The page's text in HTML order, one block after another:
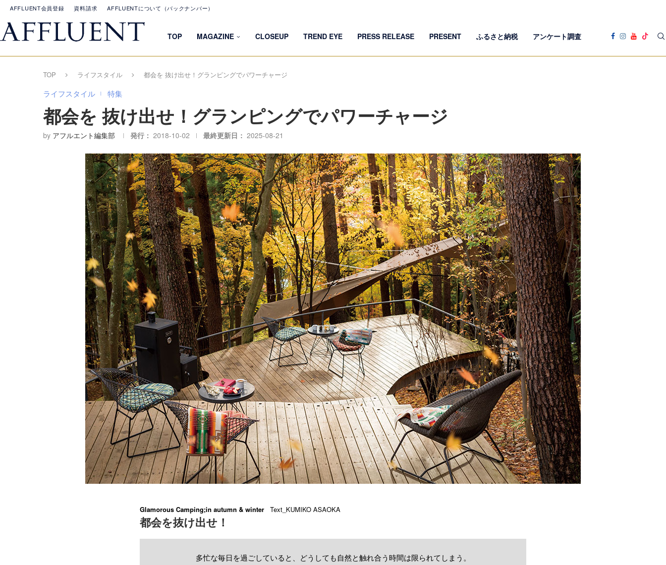
AFFLUENT会員登録 資料請求 AFFLUENTについて（バックナンバー）
TOP MAGAZINE CLOSEUP TREND EYE PRESS RELEASE PRESENT ふるさと納税 アンケート調査
TOP ライフスタイル 都会を 抜け出せ！グランピングでパワーチャージ
ライフスタイル 特集
都会を 抜け出せ！グランピングでパワーチャージ
by アフルエント編集部 発行： 2018-10-02 最終更新日： 2025-08-21
Glamorous Camping;in autumn & winter Text_KUMIKO ASAOKA
都会を抜け出せ！
多忙な毎日を過ごしていると、どうしても自然と触れ合う時間は限られてしまう。